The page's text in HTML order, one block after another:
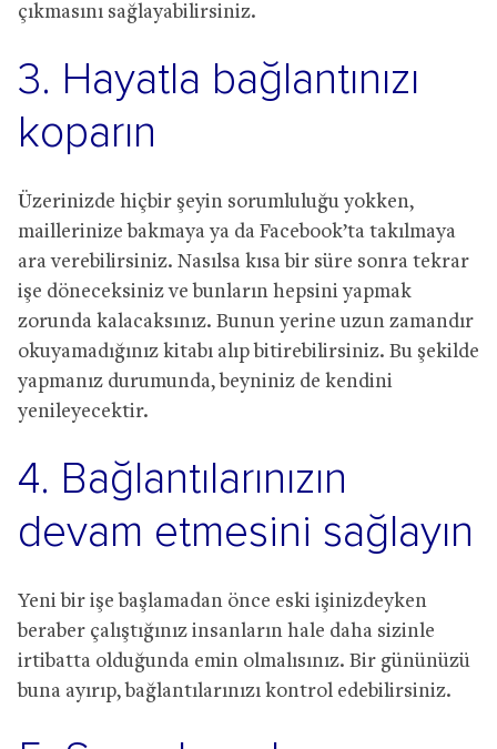
çıkmasını sağlayabilirsiniz.
3. Hayatla bağlantınızı
koparın
Üzerinizde hiçbir şeyin sorumluluğu yokken,
maillerinize bakmaya ya da Facebook’ta takılmaya
ara verebilirsiniz. Nasılsa kısa bir süre sonra tekrar
işe döneceksiniz ve bunların hepsini yapmak
zorunda kalacaksınız. Bunun yerine uzun zamandır
okuyamadığınız kitabı alıp bitirebilirsiniz. Bu şekilde
yapmanız durumunda, beyniniz de kendini
yenileyecektir.
4. Bağlantılarınızın
devam etmesini sağlayın
Yeni bir işe başlamadan önce eski işinizdeyken
beraber çalıştığınız insanların hale daha sizinle
irtibatta olduğunda emin olmalısınız. Bir gününüzü
buna ayırıp, bağlantılarınızı kontrol edebilirsiniz.